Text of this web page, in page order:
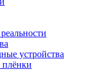
устройства
плёнки